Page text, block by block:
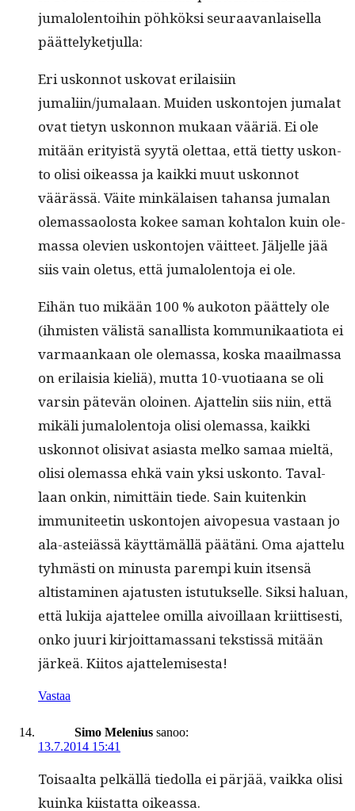
jumalo­len­toi­hin pöhkök­si seu­raa­van­laisel­la
päättelyketjulla:
Eri uskon­not usko­vat eri­laisi­in
jumaliin/jumalaan. Muiden uskon­to­jen jumalat
ovat tietyn uskon­non mukaan vääriä. Ei ole
mitään eri­ty­istä syytä olet­taa, että tiet­ty uskon­
to olisi oike­as­sa ja kaik­ki muut uskon­not
väärässä. Väite minkälaisen tahansa jumalan
ole­mas­saolosta kokee saman kohtalon kuin ole­
mas­sa ole­vien uskon­to­jen väit­teet. Jäl­jelle jää
siis vain ole­tus, että jumalo­len­to­ja ei ole.
Eihän tuo mikään 100 % auko­ton päät­te­ly ole
(ihmis­ten välistä sanal­lista kom­mu­nikaa­tio­ta ei
var­maankaan ole ole­mas­sa, kos­ka maail­mas­sa
on eri­laisia kieliä), mut­ta 10-vuo­ti­aana se oli
varsin pätevän oloinen. Ajat­telin siis niin, että
mikäli jumalo­len­to­ja olisi ole­mas­sa, kaik­ki
uskon­not oli­si­vat asi­as­ta melko samaa mieltä,
olisi ole­mas­sa ehkä vain yksi uskon­to. Taval­
laan onkin, nimit­täin tiede. Sain kuitenkin
immu­ni­teetin uskon­to­jen aivope­sua vas­taan jo
ala-asteiässä käyt­tämäl­lä päätäni. Oma ajat­telu
tyh­mästi on minus­ta parem­pi kuin itsen­sä
altist­a­mi­nen aja­tusten istu­tuk­selle. Sik­si halu­an,
että luk­i­ja ajat­telee omil­la aivoil­laan kri­it­tis­es­ti,
onko juuri kir­joit­ta­mas­sani tek­stis­sä mitään
järkeä. Kiitos ajattelemisesta!
Vastaa
Simo Melenius sanoo:
13.7.2014 15:41
Toisaal­ta pelkäl­lä tiedol­la ei pär­jää, vaik­ka olisi
kuin­ka kiis­tat­ta oikeassa.